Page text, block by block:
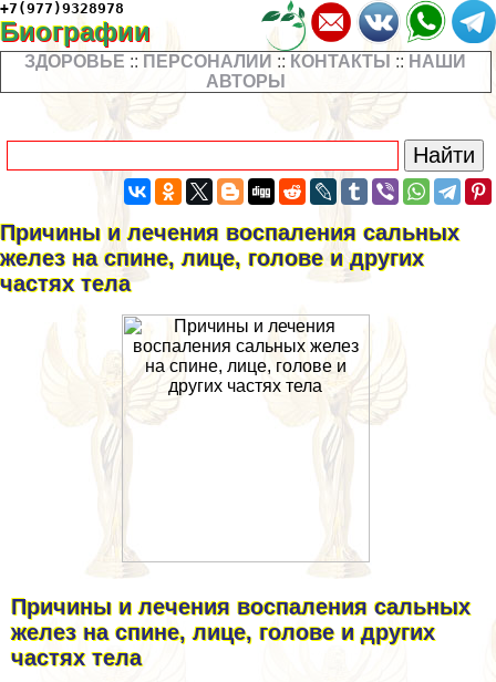
+7(977)9328978
Биографии
ЗДОРОВЬЕ :: ПЕРСОНАЛИИ :: КОНТАКТЫ :: НАШИ
АВТОРЫ
Причины и лечения воспаления сальных
желез на спине, лице, голове и других
частях тела
Причины и лечения воспаления сальных
желез на спине, лице, голове и других
частях тела